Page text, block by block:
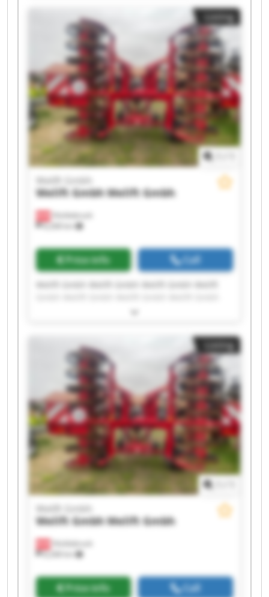
Welift Gmbh Welift Gmbh Welift Gmbh Welift
Gmbh Welift Gmbh Welift Gmbh
Listing
Vöcklabruck
8,268 km
Welift Gmbh
Welift GmbhWelift Gmbh
Price info Call
Welift Gmbh Welift Gmbh Welift Gmbh Welift
Welift Gmbh Welift Gmbh Welift Gmbh Welift
Welift Gmbh Welift Gmbh Welift Gmbh Welift
Gmbh Welift Gmbh Welift Gmbh
Listing
Vöcklabruck
8,268 km
Welift Gmbh
Welift GmbhWelift Gmbh
Price info Call